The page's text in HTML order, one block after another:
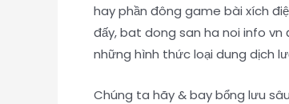
hay phần đông game bài xích
đấy, bat dong san ha noi info
những hình thức loại dung dịch
Chúng ta hãy & bay bổng lưu